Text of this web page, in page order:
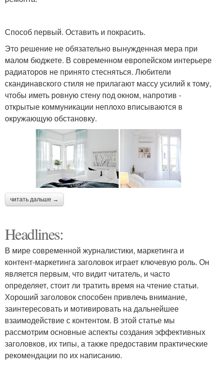
Способ первый. Оставить и покрасить.
Это решение не обязательно вынужденная мера при
малом бюджете. В современном европейском интерьере
радиаторов не принято стесняться. Любители
скандинавского стиля не прилагают массу усилий к тому,
чтобы иметь ровную стену под окном, напротив -
открытые коммуникации неплохо вписываются в
окружающую обстановку.
читать дальше →
Headlines:
В мире современной журналистики, маркетинга и
контент-маркетинга заголовок играет ключевую роль. Он
является первым, что видит читатель, и часто
определяет, стоит ли тратить время на чтение статьи.
Хороший заголовок способен привлечь внимание,
заинтересовать и мотивировать на дальнейшее
взаимодействие с контентом. В этой статье мы
рассмотрим основные аспекты создания эффективных
заголовков, их типы, а также предоставим практические
рекомендации по их написанию.